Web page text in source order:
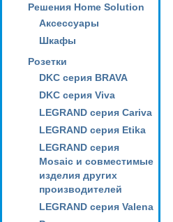
Решения Home Solution
Аксессуары
Шкафы
Розетки
DKC серия BRAVA
DKC серия Viva
LEGRAND серия Cariva
LEGRAND серия Etika
LEGRAND серия
Mosaic и совместимые
изделия других
производителей
LEGRAND серия Valena